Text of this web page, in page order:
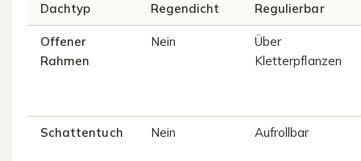
Dachtyp Regendicht Regulierbar
Offener
Rahmen
Nein
Über
Kletterpflanzen
Schattentuch Nein Aufrollbar